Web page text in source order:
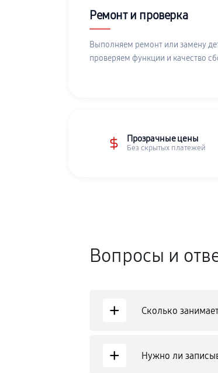
Ремонт и проверка
Выполняем ремонт или замену
проверяем функции и качество
Прозрачные цены
Без скрытых платежей
Вопросы и
+ Сколько
+ Нужно ли